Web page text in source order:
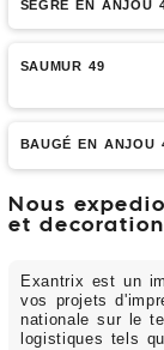
SEGRÉ EN ANJOU
SAUMUR 49
BAUGÉ EN ANJOU
Nous
et
Exantrix est un
vos projets
nationale sur le
logistiques tels